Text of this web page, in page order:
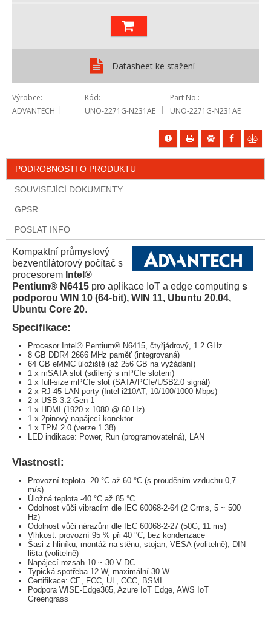
Datasheet ke stažení
Výrobce
ADVANTECH
Kód
UNO-2271G-N231AE
Part No.
UNO-2271G-N231AE
PODROBNOSTI O PRODUKTU
SOUVISEJÍCÍ DOKUMENTY
GPSR
POSLAT INFO
Kompaktní průmyslový
bezventilátorový počítač s
procesorem Intel®
Pentium® N6415 pro aplikace IoT a edge computing s
podporou WIN 10 (64-bit), WIN 11, Ubuntu 20.04,
Ubuntu Core 20.
Specifikace:
Procesor Intel® Pentium® N6415, čtyřjádrový, 1.2 GHz
8 GB DDR4 2666 MHz paměť (integrovaná)
64 GB eMMC úložiště (až 256 GB na vyžádání)
1 x mSATA slot (sdílený s mPCIe slotem)
1 x full-size mPCIe slot (SATA/PCIe/USB2.0 signál)
2 x RJ-45 LAN porty (Intel i210AT, 10/100/1000 Mbps)
2 x USB 3.2 Gen 1
1 x HDMI (1920 x 1080 @ 60 Hz)
1 x 2pinový napájecí konektor
1 x TPM 2.0 (verze 1.38)
LED indikace: Power, Run (programovatelná), LAN
Vlastnosti:
Provozní teplota -20 °C až 60 °C (s prouděním vzduchu 0,7
m/s)
Úložná teplota -40 °C až 85 °C
Odolnost vůči vibracím dle IEC 60068-2-64 (2 Grms, 5 ~ 500
Hz)
Odolnost vůči nárazům dle IEC 60068-2-27 (50G, 11 ms)
Vlhkost: provozní 95 % při 40 °C, bez kondenzace
Šasi z hliníku, montáž na stěnu, stojan, VESA (volitelně), DIN
lišta (volitelně)
Napájecí rozsah 10 ~ 30 V DC
Typická spotřeba 12 W, maximální 30 W
Certifikace: CE, FCC, UL, CCC, BSMI
Podpora WISE-Edge365, Azure IoT Edge, AWS IoT
Greengrass